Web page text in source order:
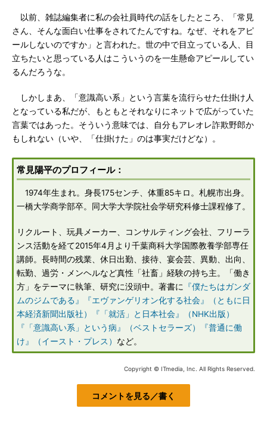
以前、雑誌編集者に私の会社員時代の話をしたところ、「常見
さん、そんな面白い仕事をされてたんですね。なぜ、それをアピ
ールしないのですか」と言われた。世の中で目立っている人、目
立ちたいと思っている人はこういうのを一生懸命アピールしてい
るんだろうな。
しかしまあ、「意識高い系」という言葉を流行らせた仕掛け人
となっている私だが、もともとそれなりにネットで広がっていた
言葉ではあった。そういう意味では、自分もアレオレ詐欺野郎か
もしれない（いや、「仕掛けた」のは事実だけどな）。
常見陽平のプロフィール：
1974年生まれ。身長175センチ、体重85キロ。札幌市出身。
一橋大学商学部卒。同大学大学院社会学研究科修士課程修了。
リクルート、玩具メーカー、コンサルティング会社、フリーラ
ンス活動を経て2015年4月より千葉商科大学国際教養学部専任
講師。長時間の残業、休日出勤、接待、宴会芸、異動、出向、
転勤、過労・メンヘルなど真性「社畜」経験の持ち主。「働き
方」をテーマに執筆、研究に没頭中。著書に
『僕たちはガンダ
ムのジムである』
『エヴァンゲリオン化する社会』（ともに日
本経済新聞出版社）
『「就活」と日本社会』（NHK出版）
『「意識高い系」という病』（ベストセラーズ）
『普通に働
け』（イースト・プレス） など。
Copyright © ITmedia, Inc. All Rights Reserved.
コメントを見る／書く